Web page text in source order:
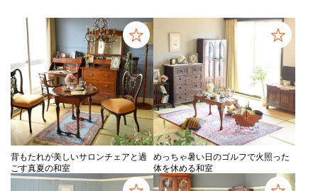
背もたれが美しいサロンチェアと過
ごす真夏の和室
めっちゃ暑い日のゴルフで火照った
体を休める和室